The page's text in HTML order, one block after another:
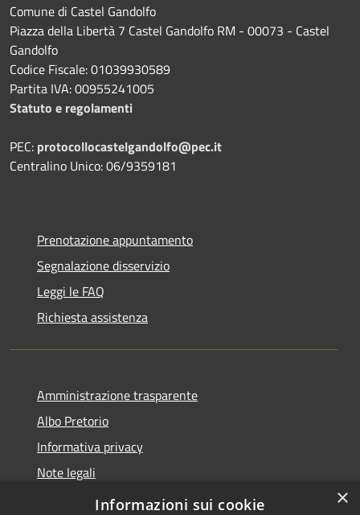
Comune di Castel Gandolfo
Piazza della Libertà 7 Castel Gandolfo RM - 00073 - Castel
Gandolfo
Codice Fiscale: 01039930589
Partita IVA: 00955241005
Statuto e regolamenti
PEC: protocollocastelgandolfo@pec.it
Centralino Unico: 06/9359181
Prenotazione appuntamento
Segnalazione disservizio
Leggi le FAQ
Richiesta assistenza
Amministrazione trasparente
Albo Pretorio
Informativa privacy
Note legali
Dichiarazione di accessibilità
×
Informazioni sui cookie